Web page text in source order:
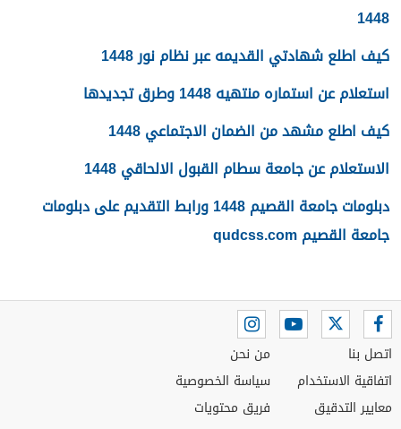
1448
كيف اطلع شهادتي القديمه عبر نظام نور 1448
استعلام عن استماره منتهيه 1448 وطرق تجديدها
كيف اطلع مشهد من الضمان الاجتماعي 1448
الاستعلام عن جامعة سطام القبول الالحاقي 1448
دبلومات جامعة القصيم 1448 ورابط التقديم على دبلومات
جامعة القصيم qudcss.com
اتصل بنا
اتفاقية الاستخدام
معايير التدقيق
من نحن
سياسة الخصوصية
فريق محتويات